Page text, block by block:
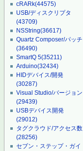
cRARk(44575)
USB/ディスクリプタ
(43709)
NSString(36617)
Quartz Composer/パッチ
(36490)
SmartQ 5(35211)
Arduino(32434)
HIDデバイス/開発
(30287)
Visual Studio/バージョン
(29439)
USBデバイス開発
(29012)
タグクラウド/アクセス数
(28256)
セブン・ステップ・ガイ